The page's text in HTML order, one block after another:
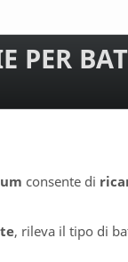
PER
consente di
, rileva il tipo di